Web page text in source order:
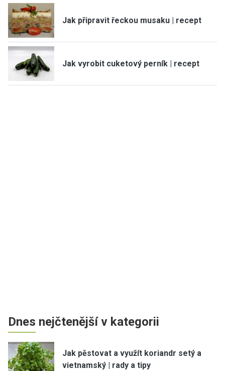
Jak připravit řeckou musaku | recept
Jak vyrobit cuketový perník | recept
Dnes nejčtenější v kategorii
Jak pěstovat a využít koriandr setý a
vietnamský | rady a tipy